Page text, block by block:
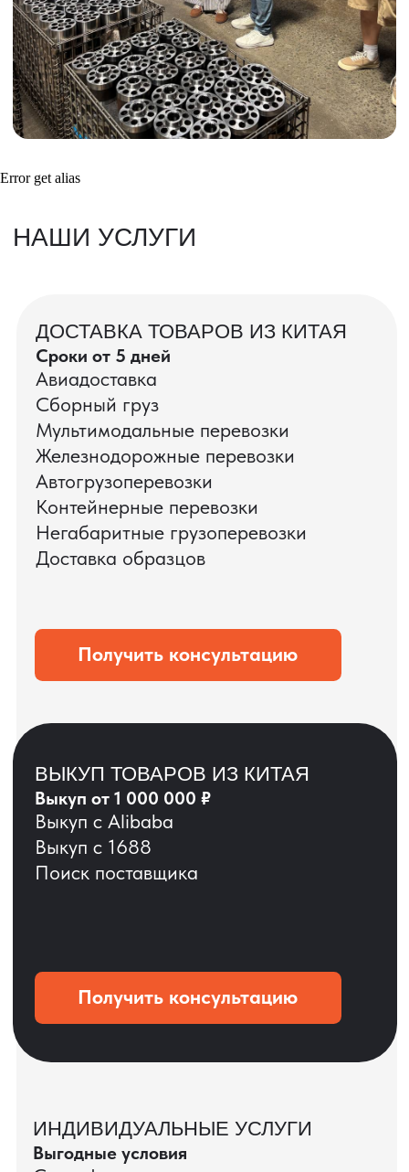
Error get alias
Получить консультацию
ВАШИ ЗАКАЗЫ
проверок товаров, работы склада,
смотрите в нашем Telegram-канале
ДО ОПЛАТЫ
ОСТАВЬТЕ ЗАЯВКУ
Мы вернёмся с расчётом и фото после
технической проверки
Оставить заявку
КЕЙС ПАО «РОСТЕЛЕКОМ»